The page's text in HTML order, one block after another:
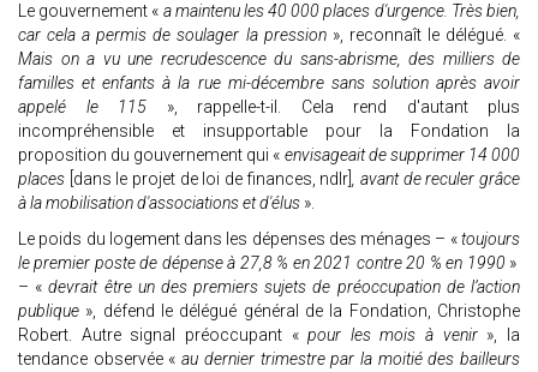
Le gouvernement « a maintenu les 40 000 places d'urgence. Très bien,
car cela a permis de soulager la pression », reconnaît le délégué. «
Mais on a vu une recrudescence du sans-abrisme, des milliers de
familles et enfants à la rue mi-décembre sans solution après avoir
appelé le 115 », rappelle-t-il. Cela rend d'autant plus
incompréhensible et insupportable pour la Fondation la
proposition du gouvernement qui « envisageait de supprimer 14 000
places [dans le projet de loi de finances, ndlr], avant de reculer grâce
à la mobilisation d'associations et d'élus ».
Le poids du logement dans les dépenses des ménages – «toujours
le premier poste de dépense à 27,8 % en 2021 contre 20 % en 1990 »
– «devrait être un des premiers sujets de préoccupation de l’action
publique », défend le délégué général de la Fondation, Christophe
Robert. Autre signal préoccupant «pour les mois à venir», la
tendance observée «au dernier trimestre par la moitié des bailleurs